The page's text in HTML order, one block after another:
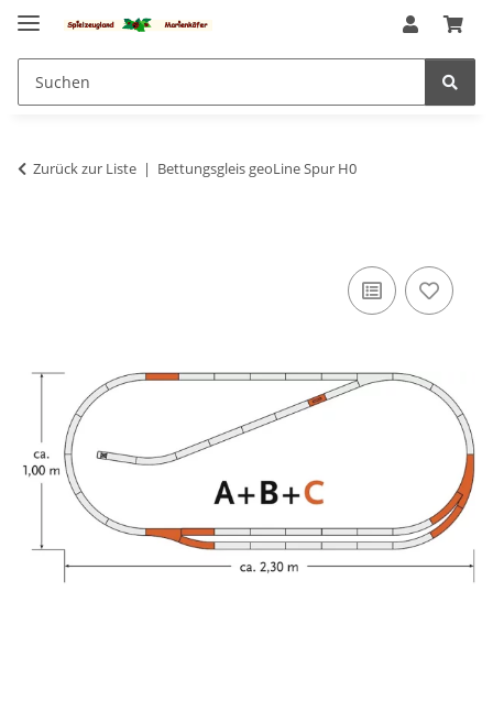
Zurück zur Liste Bettungsgleis geoLine Spur H0